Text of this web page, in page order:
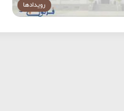
رویدادها